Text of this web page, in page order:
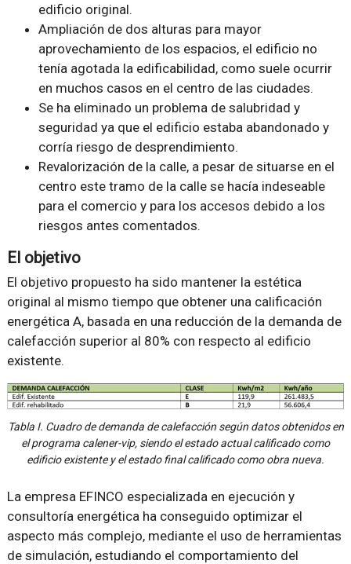
edificio original.
Ampliación de dos alturas para mayor
aprovechamiento de los espacios, el edificio no
tenía agotada la edificabilidad, como suele ocurrir
en muchos casos en el centro de las ciudades.
Se ha eliminado un problema de salubridad y
seguridad ya que el edificio estaba abandonado y
corría riesgo de desprendimiento.
Revalorización de la calle, a pesar de situarse en el
centro este tramo de la calle se hacía indeseable
para el comercio y para los accesos debido a los
riesgos antes comentados.
El objetivo
El objetivo propuesto ha sido mantener la estética
original al mismo tiempo que obtener una calificación
energética A, basada en una reducción de la demanda de
calefacción superior al 80% con respecto al edificio
existente.
Tabla I. Cuadro de demanda de calefacción según datos obtenidos en
el programa calener-vip, siendo el estado actual calificado como
edificio existente y el estado final calificado como obra nueva.
La empresa EFINCO especializada en ejecución y
consultoría energética ha conseguido optimizar el
aspecto más complejo, mediante el uso de herramientas
de simulación, estudiando el comportamiento del